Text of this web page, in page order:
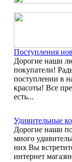
Поступления
Дорогие наши
покупатели!
поступлении в
красоты! Все
есть...
Удивительные
Дорогие наши
много
них Вы
интернет